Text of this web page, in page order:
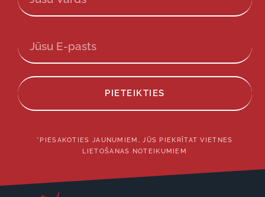
PIETEIKTIES
*PIESAKOTIES JAUNUMIEM, JŪS PIEKRĪTAT VIETNES
LIETOŠANAS NOTEIKUMIEM